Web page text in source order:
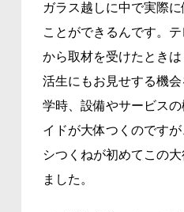
ガラス越しに中で実際
ことができるんです。
から取材を受けたとき
活生にもお見せする機
学時、設備やサービス
イドが大体つくのです
シつくねが初めてこの
ました。